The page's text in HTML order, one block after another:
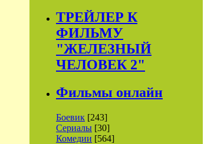
ТРЕЙЛЕР К
ФИЛЬМУ
"ЖЕЛЕЗНЫЙ
ЧЕЛОВЕК 2"
Фильмы онлайн
Боевик [243]
Сериалы [30]
Комедии [564]